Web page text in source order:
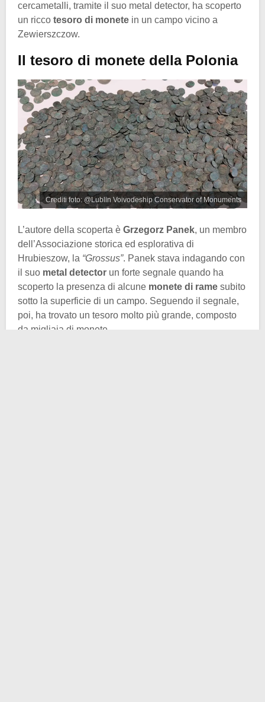
cercametalli, tramite il suo metal detector, ha scoperto
un ricco tesoro di monete in un campo vicino a
Zewierszczow.
Il tesoro di monete della Polonia
Crediti foto: @Lublin Voivodeship Conservator of Monuments
L’autore della scoperta è Grzegorz Panek, un membro
dell’Associazione storica ed esplorativa di
Hrubieszow, la “Grossus”. Panek stava indagando con
il suo metal detector un forte segnale quando ha
scoperto la presenza di alcune monete di rame subito
sotto la superficie di un campo. Seguendo il segnale,
poi, ha trovato un tesoro molto più grande, composto
da migliaia di monete.